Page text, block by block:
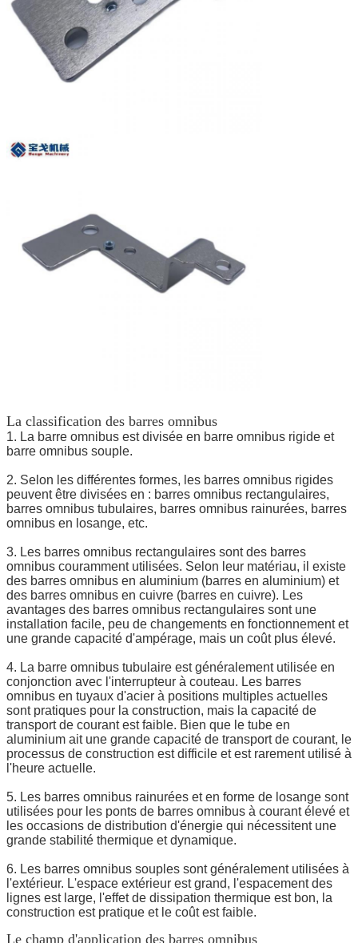
La classification des barres omnibus
1. La barre omnibus est divisée en barre omnibus rigide et
barre omnibus souple.
2. Selon les différentes formes, les barres omnibus rigides
peuvent être divisées en : barres omnibus rectangulaires,
barres omnibus tubulaires, barres omnibus rainurées, barres
omnibus en losange, etc.
3. Les barres omnibus rectangulaires sont des barres
omnibus couramment utilisées. Selon leur matériau, il existe
des barres omnibus en aluminium (barres en aluminium) et
des barres omnibus en cuivre (barres en cuivre). Les
avantages des barres omnibus rectangulaires sont une
installation facile, peu de changements en fonctionnement et
une grande capacité d'ampérage, mais un coût plus élevé.
4. La barre omnibus tubulaire est généralement utilisée en
conjonction avec l'interrupteur à couteau. Les barres
omnibus en tuyaux d'acier à positions multiples actuelles
sont pratiques pour la construction, mais la capacité de
transport de courant est faible. Bien que le tube en
aluminium ait une grande capacité de transport de courant, le
processus de construction est difficile et est rarement utilisé à
l'heure actuelle.
5. Les barres omnibus rainurées et en forme de losange sont
utilisées pour les ponts de barres omnibus à courant élevé et
les occasions de distribution d'énergie qui nécessitent une
grande stabilité thermique et dynamique.
6. Les barres omnibus souples sont généralement utilisées à
l'extérieur. L'espace extérieur est grand, l'espacement des
lignes est large, l'effet de dissipation thermique est bon, la
construction est pratique et le coût est faible.
Le champ d'application des barres omnibus